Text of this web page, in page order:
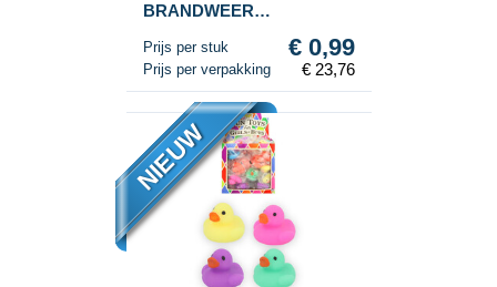
BRANDWEER
1:64 - IN DISPLAY (24st.)
Prijs per stuk € 0,99
Prijs per verpakking € 23,76
NIEUW